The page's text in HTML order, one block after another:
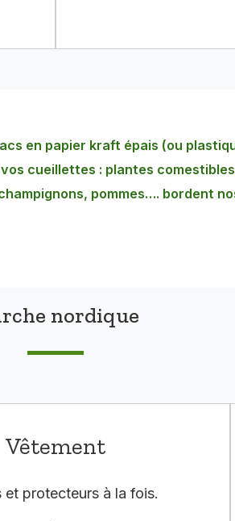
en papier kraft épais (ou
cueillettes : plantes
pommes…. bordent
nordique
Vêtement
et protecteurs à la fois.